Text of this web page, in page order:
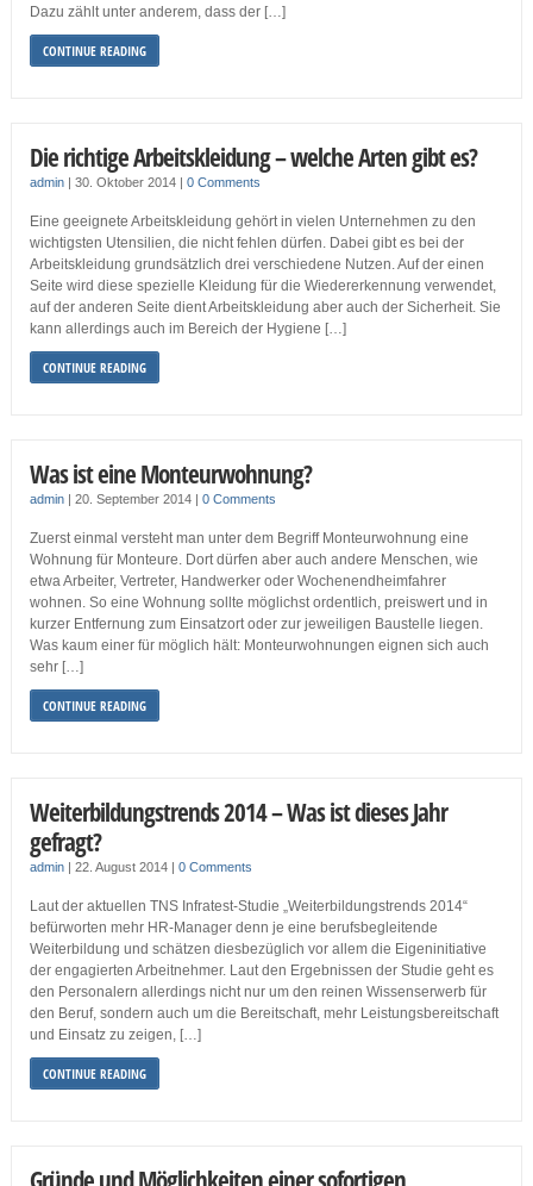
Dazu zählt unter anderem, dass der […]
CONTINUE READING
Die richtige Arbeitskleidung – welche Arten gibt es?
admin| 30. Oktober 2014 | 0 Comments
Eine geeignete Arbeitskleidung gehört in vielen Unternehmen zu den
wichtigsten Utensilien, die nicht fehlen dürfen. Dabei gibt es bei der
Arbeitskleidung grundsätzlich drei verschiedene Nutzen. Auf der einen
Seite wird diese spezielle Kleidung für die Wiedererkennung verwendet,
auf der anderen Seite dient Arbeitskleidung aber auch der Sicherheit. Sie
kann allerdings auch im Bereich der Hygiene […]
CONTINUE READING
Was ist eine Monteurwohnung?
admin| 20. September 2014 | 0 Comments
Zuerst einmal versteht man unter dem Begriff Monteurwohnung eine
Wohnung für Monteure. Dort dürfen aber auch andere Menschen, wie
etwa Arbeiter, Vertreter, Handwerker oder Wochenendheimfahrer
wohnen. So eine Wohnung sollte möglichst ordentlich, preiswert und in
kurzer Entfernung zum Einsatzort oder zur jeweiligen Baustelle liegen.
Was kaum einer für möglich hält: Monteurwohnungen eignen sich auch
sehr […]
CONTINUE READING
Weiterbildungstrends 2014 – Was ist dieses Jahr
gefragt?
admin| 22. August 2014 | 0 Comments
Laut der aktuellen TNS Infratest-Studie „Weiterbildungstrends 2014“
befürworten mehr HR-Manager denn je eine berufsbegleitende
Weiterbildung und schätzen diesbezüglich vor allem die Eigeninitiative
der engagierten Arbeitnehmer. Laut den Ergebnissen der Studie geht es
den Personalern allerdings nicht nur um den reinen Wissenserwerb für
den Beruf, sondern auch um die Bereitschaft, mehr Leistungsbereitschaft
und Einsatz zu zeigen, […]
CONTINUE READING